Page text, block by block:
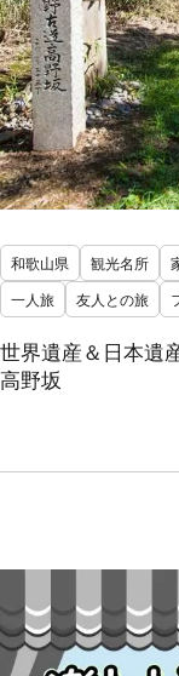
和歌山県 観光名所
一人旅
友人との旅
世界遺産＆日本遺
高野坂